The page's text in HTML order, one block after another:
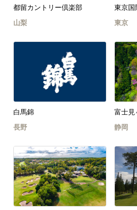
都留カントリー倶楽部
山梨
東京国
東京
白馬錦
長野
富士見
静岡